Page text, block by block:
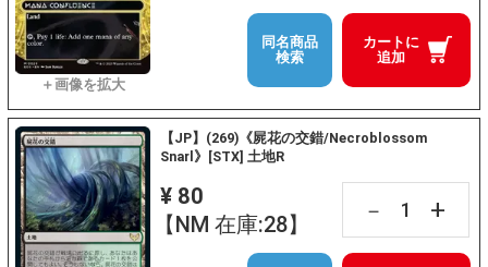
カートに
追加
同名商品
検索
【JP】(269)《屍花の交錯/Necroblossom
Snarl》[STX] 土地R
¥ 80
【NM 在庫:28】
－ +